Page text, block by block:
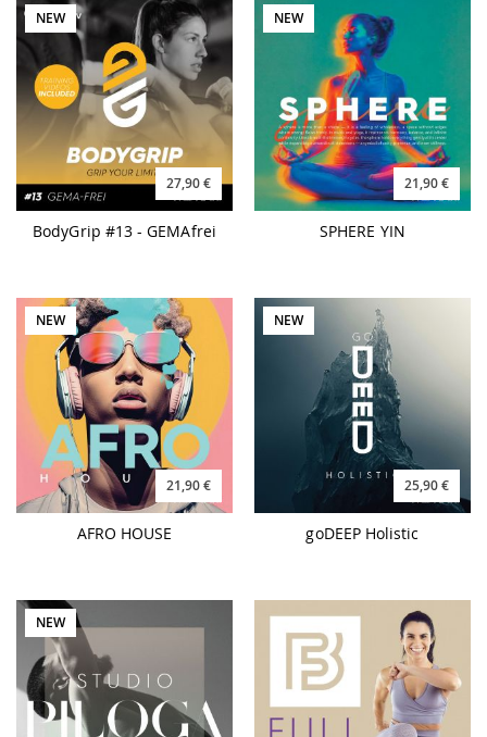
NEW
27,90 €
BodyGrip #13 - GEMAfrei
NEW
21,90 €
SPHERE YIN
NEW
21,90 €
AFRO HOUSE
NEW
25,90 €
goDEEP Holistic
NEW